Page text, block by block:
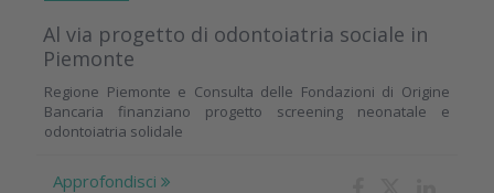
Al via progetto di odontoiatria sociale in
Piemonte
Regione Piemonte e Consulta delle Fondazioni di Origine
Bancaria finanziano progetto screening neonatale e
odontoiatria solidale
Approfondisci